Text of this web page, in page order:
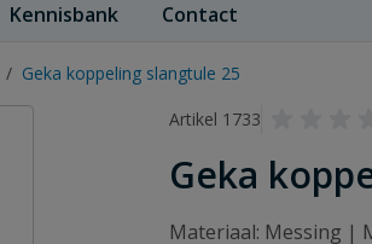
Kennisbank Contact
/ Geka koppeling slangtule 25
Artikel 1733
Geka
Materiaal: Messing |